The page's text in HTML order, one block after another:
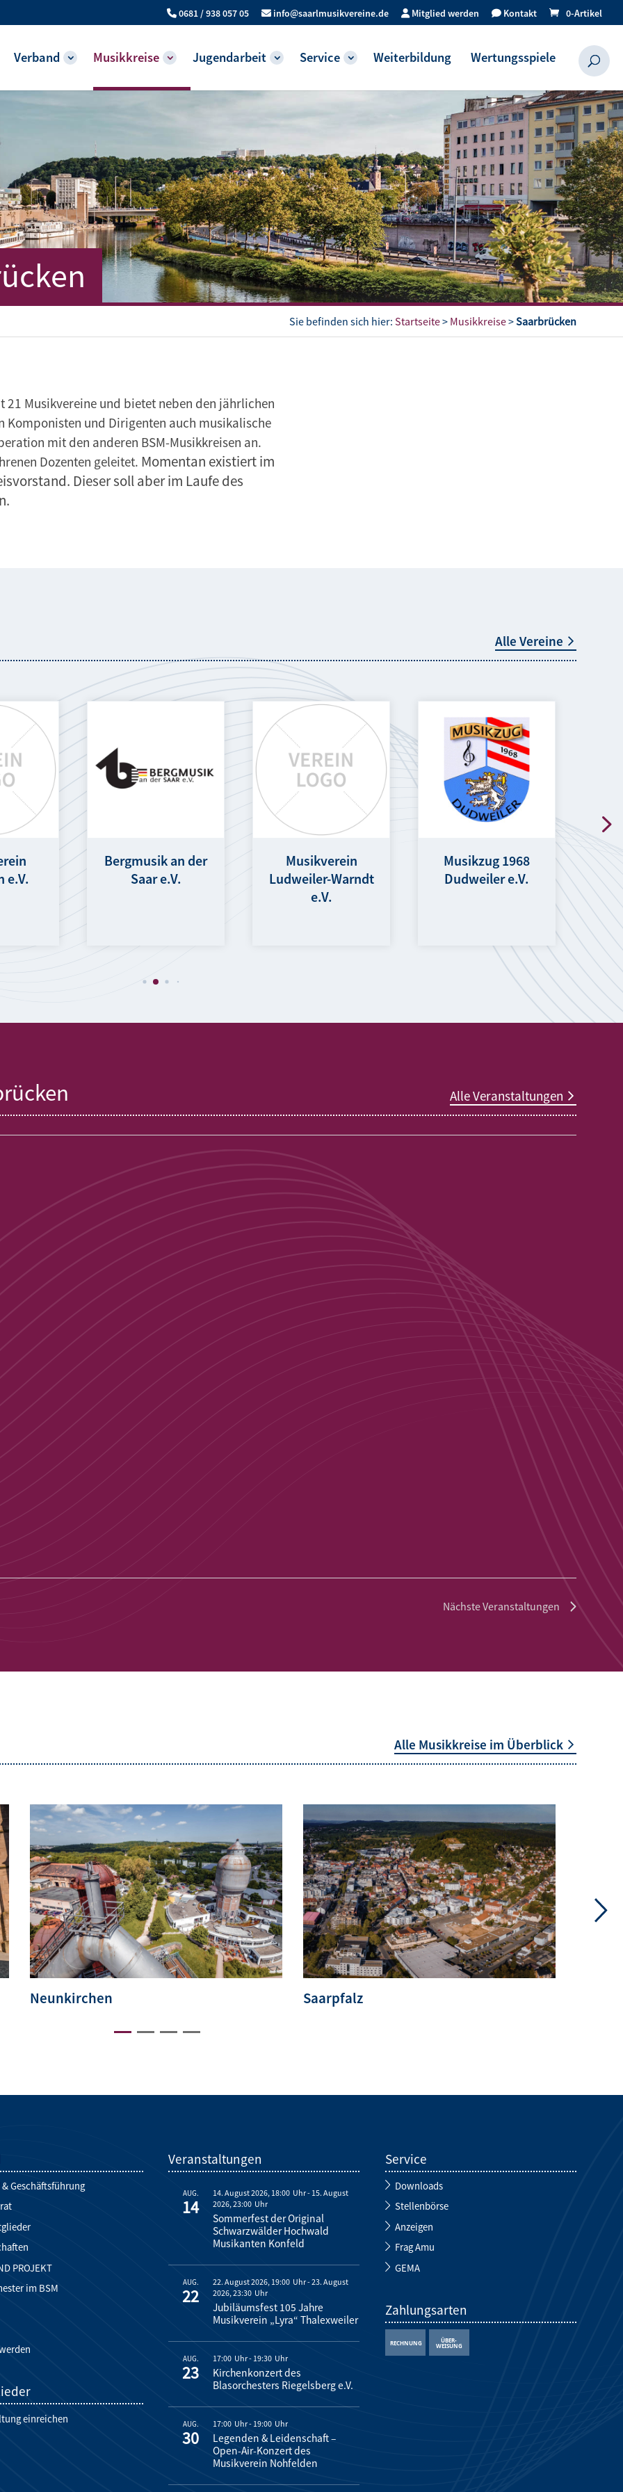
0681 / 938 057 05 info@saarlmusikvereine.de Mitglied werden Kontakt 0-Artikel
Verband Musikkreise Jugendarbeit Service Weiterbildung Wertungsspiele
Sie befinden sich hier: Startseite> Musikkreise>Saarbrücken
21 Musikvereine und bietet neben den jährlichen
und Dirigenten auch musikalische
mit den anderen BSM-Musikkreisen an.
Dozenten geleitet. Momentan existiert im
Dieser soll aber im Laufe des
Alle Vereine
e.V.
Bergmusik an der
Saar e.V.
Musikverein
Ludweiler-Warndt
e.V.
Musikzug 1968
Dudweiler e.V.
Alle Veranstaltungen
NächsteVeranstaltungen
Alle Musikkreise im Überblick
Neunkirchen Saarpfalz
Geschäftsführung
PROJEKT
im BSM
einreichen
Veranstaltungen
AUG.
14
14. August 2026, 18:00 - 15. August
2026, 23:00
Sommerfest der Original
Schwarzwälder Hochwald
Musikanten Konfeld
AUG.
22
22. August 2026, 19:00 -23. August
2026, 23:30
Jubiläumsfest 105 Jahre
Musikverein „Lyra“ Thalexweiler
AUG.
23
17:00 - 19:30
Kirchenkonzert des
Blasorchesters Riegelsberg e.V.
AUG.
30
17:00 - 19:00
Legenden & Leidenschaft –
Open-Air-Konzert des
Musikverein Nohfelden
Service
Downloads
Stellenbörse
Anzeigen
Frag Amu
GEMA
Zahlungsarten